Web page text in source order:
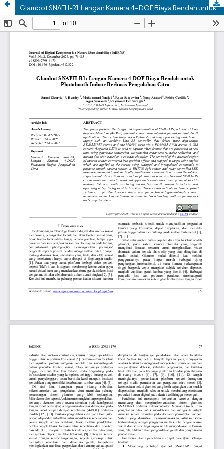
Glambot SNAFH-R1: Lengan Kamera 4-DOF Biaya Rendah untuk Photobooth Indoor Berbasis Pengolahan Citra